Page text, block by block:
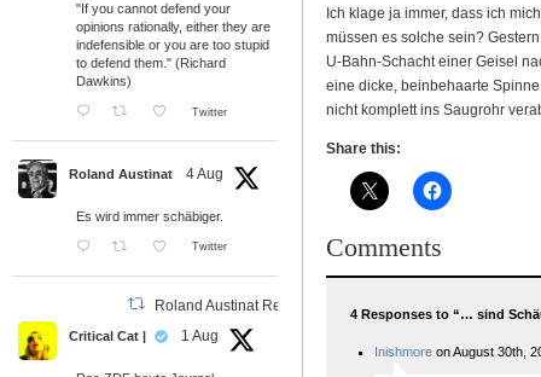
"If you cannot defend your
opinions rationally, either they are
indefensible or you are too stupid
to defend them." (Richard
Dawkins)
Twitter
Roland Austinat 4 Aug
Es wird immer schäbiger.
Twitter
Roland Austinat Retweeted
Critical Cat | 1 Aug
Ich klage ja immer, dass ich
müssen es solche sein?
U-Bahn-Schacht einer Geisel
eine dicke, beinbehaarte
nicht komplett ins Saugrohr
Share this:
Comments
4 Responses to “… sind
Inishmore on August 30th,